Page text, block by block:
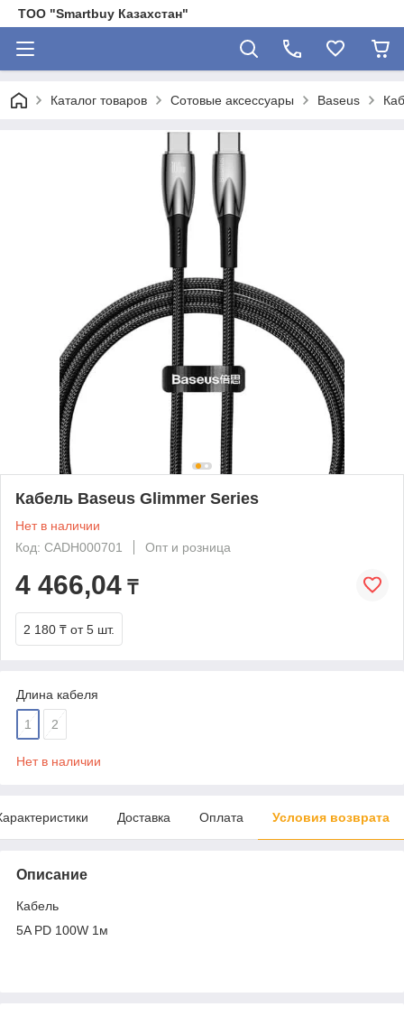
ТОО "Smartbuy Казахстан"
Каталог товаров Сотовые аксессуары Baseus
Кабель Baseus Glimmer Series
Нет в наличии
Код: CADH000701
Опт и розница
4 466,04 ₸
2 180 ₸ от 5 шт.
Длина кабеля
1 2
Нет в наличии
Доставка Оплата Условия возврата
Описание
Кабель
5A PD 100W 1м